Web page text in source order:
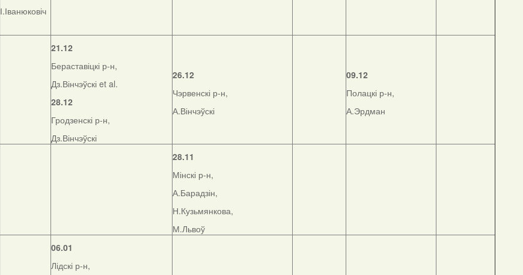
І.Іванюковіч
21.12
Бераставіцкі р-н,
Дз.Вінчэўскі et al.
28.12
Гродзенскі р-н,
Дз.Вінчэўскі
26.12
Чэрвенскі р-н,
А.Вінчэўскі
09.12
Полацкі р-н,
А.Эрдман
28.11
Мінскі р-н,
А.Барадзін,
Н.Кузьмянкова,
М.Львоў
06.01
Лідскі р-н,